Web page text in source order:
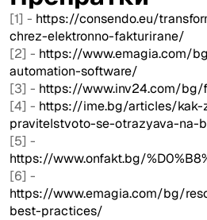
[1] - https://consendo.eu/
chrez-elektronno-fakturirane/
[2] - https://www.emagia.com/
automation-software/
[3] - https://www.inv24.com/
[4] - https://ime.bg/articles/kak-
pravitelstvoto-se-otrazyava-na-
[5] -
https://www.onfakt.bg/
[6] -
https://www.emagia.com/bg/
best-practices/